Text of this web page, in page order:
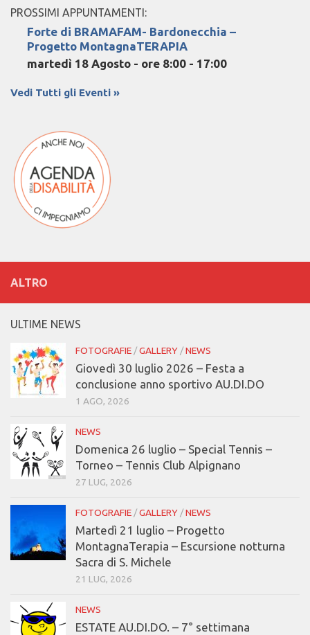
PROSSIMI APPUNTAMENTI:
Forte di BRAMAFAM- Bardonecchia –
Progetto MontagnaTERAPIA
martedì 18 Agosto - ore 8:00 - 17:00
Vedi Tutti gli Eventi »
ALTRO
ULTIME NEWS
FOTOGRAFIE /GALLERY /NEWS
Giovedì 30 luglio 2026 – Festa a
conclusione anno sportivo AU.DI.DO
1 AGO, 2026
NEWS
Domenica 26 luglio – Special Tennis –
Torneo – Tennis Club Alpignano
27 LUG, 2026
FOTOGRAFIE /GALLERY /NEWS
Martedì 21 luglio – Progetto
MontagnaTerapia – Escursione notturna
Sacra di S. Michele
21 LUG, 2026
NEWS
ESTATE AU.DI.DO. – 7° settimana